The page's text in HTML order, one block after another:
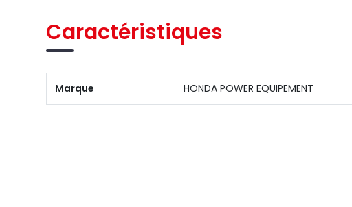
Caractéristiques
Marque HONDA POWER EQUIPEMENT